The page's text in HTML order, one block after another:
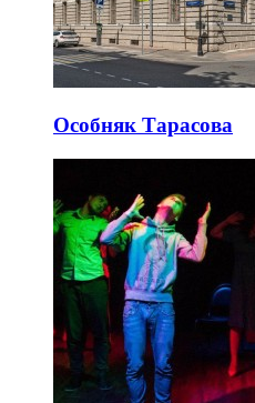
Особняк Тарасова